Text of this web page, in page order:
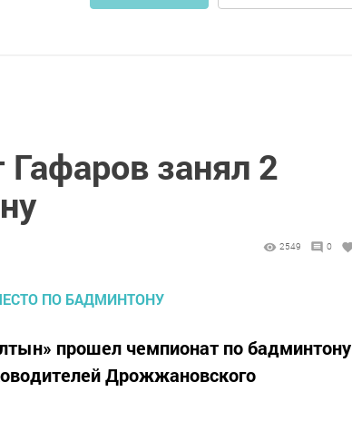
занял 2
2549 0
прошел чемпионат по бадминтону
Дрожжановского